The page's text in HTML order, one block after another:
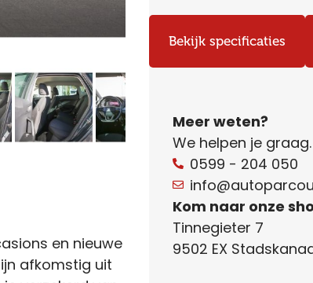
en nieuwe
afkomstig uit
Bekijk specificaties
Meer weten?
We helpen je
0599 - 204 050
Kom naar onze
Tinnegieter 7
9502 EX